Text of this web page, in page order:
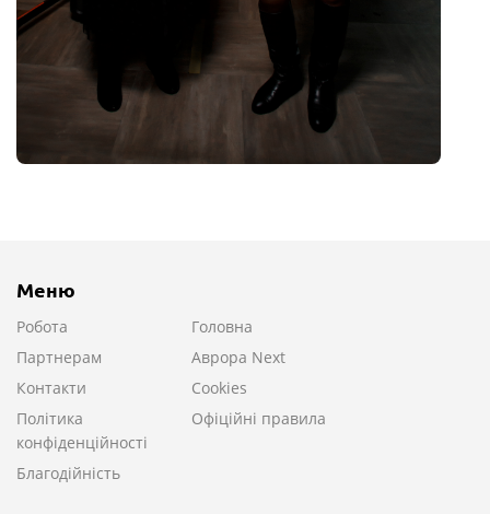
Меню
Робота
Головна
Партнерам
Аврора Next
Контакти
Cookies
Політика
конфіденційності
Офіційні правила
Благодійність